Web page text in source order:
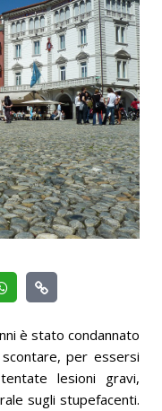
è stato condannato
per essersi
lesioni gravi,
sugli stupefacenti.